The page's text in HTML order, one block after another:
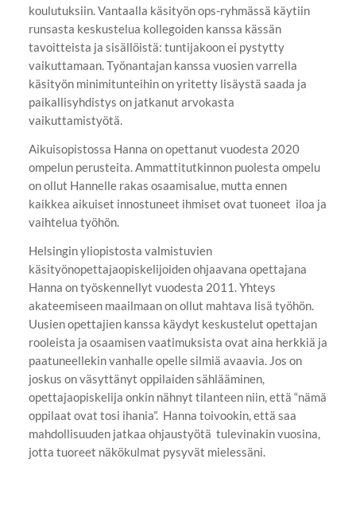
koulutuksiin. Vantaalla käsityön ops-ryhmässä käytiin
runsasta keskustelua kollegoiden kanssa kässän
tavoitteista ja sisällöistä: tuntijakoon ei pystytty
vaikuttamaan. Työnantajan kanssa vuosien varrella
käsityön minimitunteihin on yritetty lisäystä saada ja
paikallisyhdistys on jatkanut arvokasta
vaikuttamistyötä.
Aikuisopistossa Hanna on opettanut vuodesta 2020
ompelun perusteita. Ammattitutkinnon puolesta ompelu
on ollut Hannelle rakas osaamisalue, mutta ennen
kaikkea aikuiset innostuneet ihmiset ovat tuoneet iloa ja
vaihtelua työhön.
Helsingin yliopistosta valmistuvien
käsityönopettajaopiskelijoiden ohjaavana opettajana
Hanna on työskennellyt vuodesta 2011. Yhteys
akateemiseen maailmaan on ollut mahtava lisä työhön.
Uusien opettajien kanssa käydyt keskustelut opettajan
rooleista ja osaamisen vaatimuksista ovat aina herkkiä ja
paatuneellekin vanhalle opelle silmiä avaavia. Jos on
joskus on väsyttänyt oppilaiden sählääminen,
opettajaopiskelija onkin nähnyt tilanteen niin, että “nämä
oppilaat ovat tosi ihania”. Hanna toivookin, että saa
mahdollisuuden jatkaa ohjaustyötä tulevinakin vuosina,
jotta tuoreet näkökulmat pysyvät mielessäni.